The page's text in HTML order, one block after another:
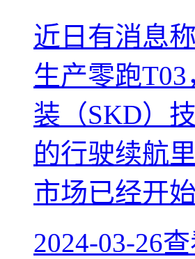
近日有消息
生产零跑
装（SKD）
的行驶续航
市场已经开始
2024-03-26